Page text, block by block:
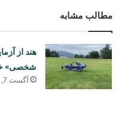
مطالب مشابه
هند از
شخصی»
آگست 7, 2026